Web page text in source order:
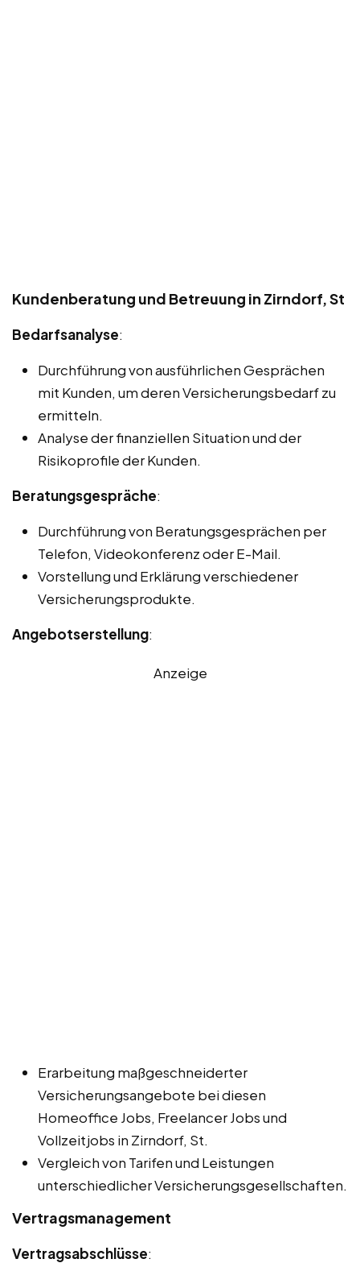
Kundenberatung und Betreuung in Zirndorf, St
Bedarfsanalyse:
Durchführung von ausführlichen Gesprächen
mit Kunden, um deren Versicherungsbedarf zu
ermitteln.
Analyse der finanziellen Situation und der
Risikoprofile der Kunden.
Beratungsgespräche:
Durchführung von Beratungsgesprächen per
Telefon, Videokonferenz oder E-Mail.
Vorstellung und Erklärung verschiedener
Versicherungsprodukte.
Angebotserstellung:
Anzeige
Erarbeitung maßgeschneiderter
Versicherungsangebote bei diesen
Homeoffice Jobs, Freelancer Jobs und
Vollzeitjobs in Zirndorf, St.
Vergleich von Tarifen und Leistungen
unterschiedlicher Versicherungsgesellschaften.
Vertragsmanagement
Vertragsabschlüsse: